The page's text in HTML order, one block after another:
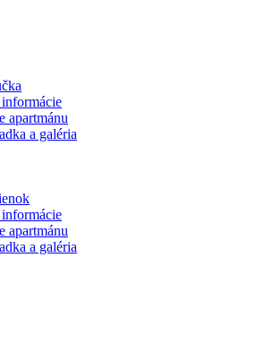
apartmánu
a galéria
apartmánu
a galéria